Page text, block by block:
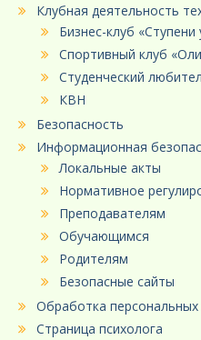
Клубная деятельность
Бизнес-клуб «Ступени
Спортивный клуб
Студенческий
КВН
Безопасность
Информационная
Локальные акты
Нормативное
Преподавателям
Обучающимся
Родителям
Безопасные сайты
Обработка
Страница психолога